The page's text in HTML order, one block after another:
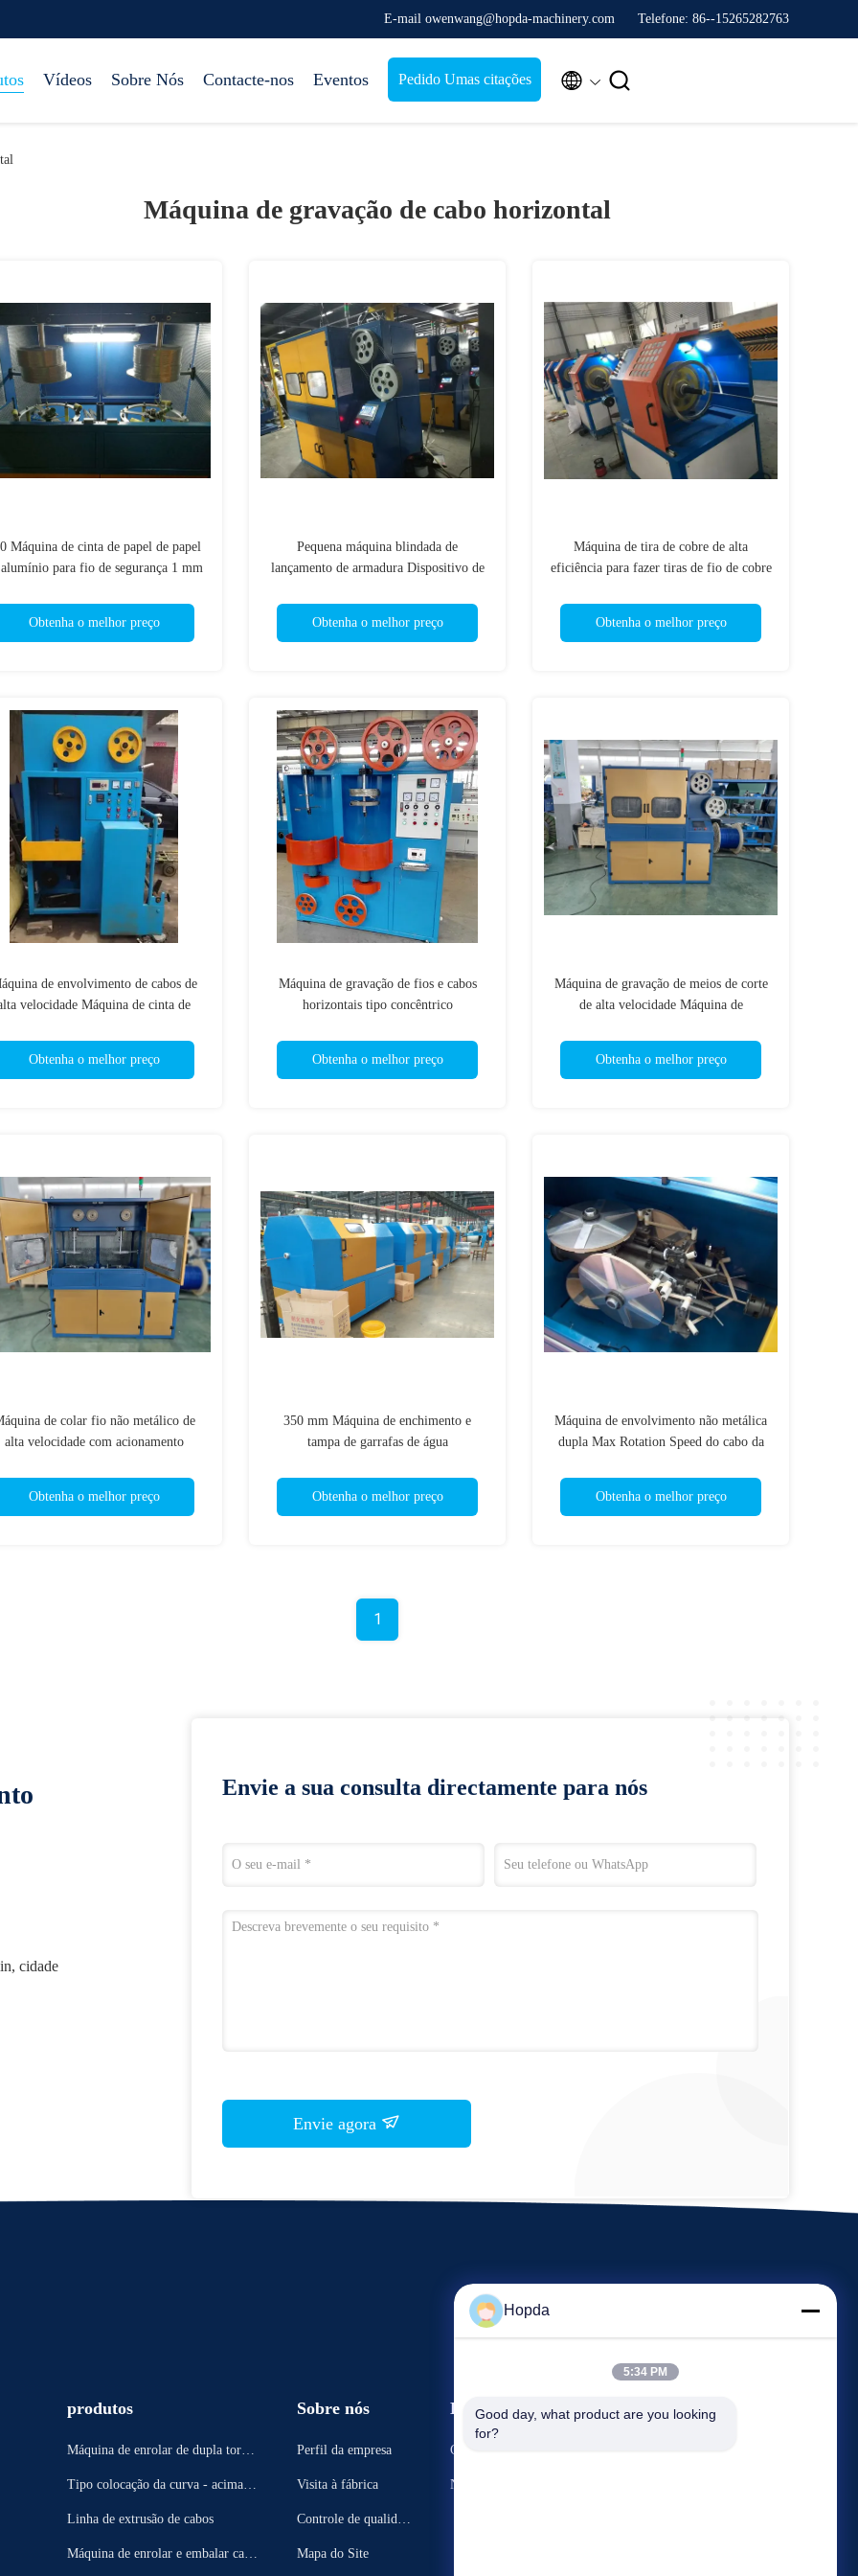
E-mail owenwang@hopda-machinery.com Telefone: 86--15265282763
Vídeos Sobre Nós Contacte-nos Eventos Pedido Umas citações  
Máquina de gravação de cabo horizontal
Máquina de cinta de papel de papel
para fio de segurança 1 mm
Obtenha o melhor preço
Pequena máquina blindada de
lançamento de armadura Dispositivo de
Obtenha o melhor preço
Máquina de tira de cobre de alta
eficiência para fazer tiras de fio de cobre
Obtenha o melhor preço
de envolvimento de cabos de
velocidade Máquina de cinta de
Obtenha o melhor preço
Máquina de gravação de fios e cabos
horizontais tipo concêntrico
Obtenha o melhor preço
Máquina de gravação de meios de corte
de alta velocidade Máquina de
Obtenha o melhor preço
de colar fio não metálico de
alta velocidade com acionamento
Obtenha o melhor preço
350 mm Máquina de enchimento e
tampa de garrafas de água
Obtenha o melhor preço
Máquina de envolvimento não metálica
dupla Max Rotation Speed do cabo da
Obtenha o melhor preço
1
cidade
Envie a sua consulta directamente para nós
Envie agora
produtos
Máquina de enrolar de dupla torçã
Tipo colocação da curva - acima d
Linha de extrusão de cabos
Máquina de enrolar e embalar cabo
Sobre nós
Perfil da empresa
Visita à fábrica
Controle de qualidad
Mapa do Site
Eventos
Casos
Notícias
Pedido Umas citações
Hopda
5:34 PM
Good day, what product are you looking
for?